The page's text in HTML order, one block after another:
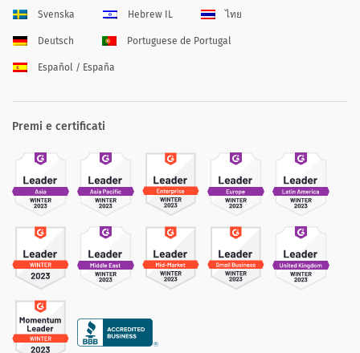
Svenska Hebrew IL ไทย
Deutsch Portuguese de Portugal
Español / España
Premi e certificati